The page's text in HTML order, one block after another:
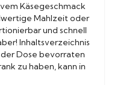
Käsegeschmack
Mahlzeit oder
und schnell
Inhaltsverzeichnis
Dose bevorraten
zu haben, kann in